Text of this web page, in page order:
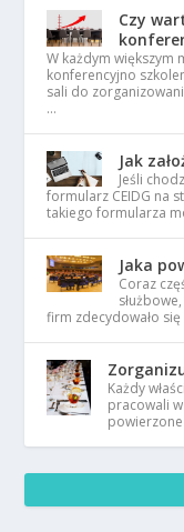
Czy
W każdym większym
konferencyjno
sali do
…
Jak
Jeśli
formularz CEIDG na
takiego formularza
Jaka
Coraz
firm zdecydowało
Każdy
pracowali